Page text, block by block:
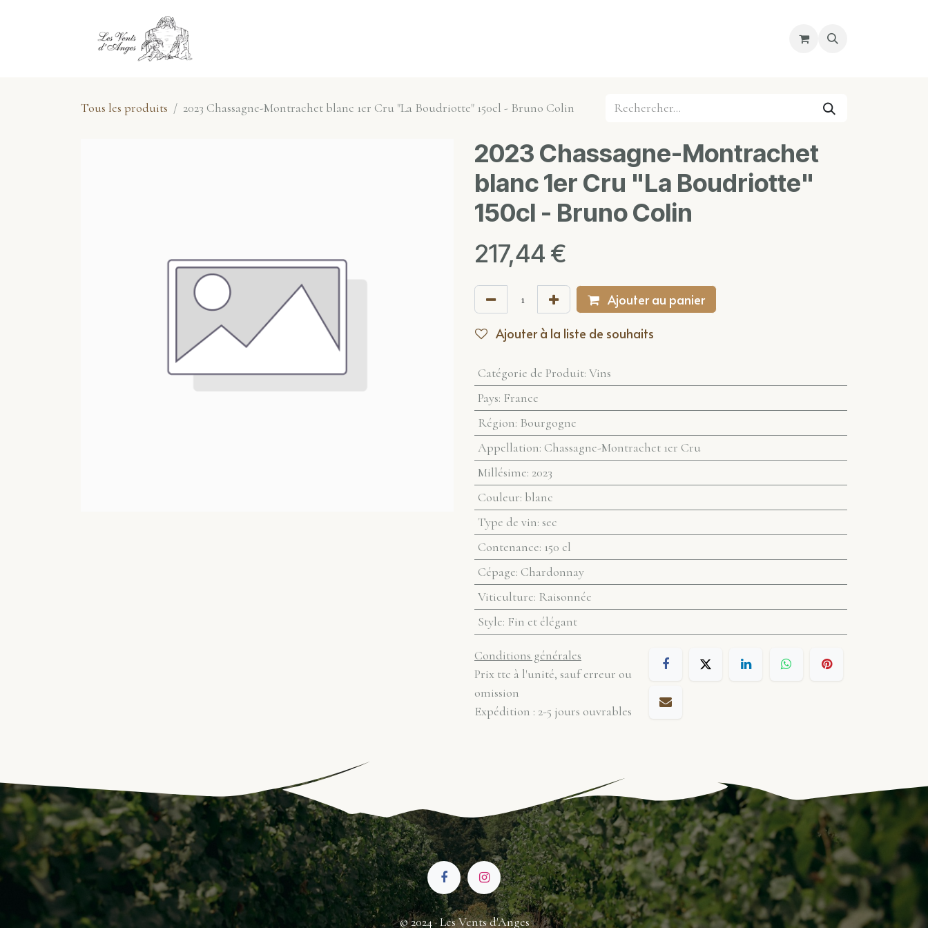
Cours
Tous les produits 2023 Chassagne-Montrachet blanc 1er Cru "La Boudriotte" 150cl - Bruno Colin
2023 Chassagne-Montrachet
blanc 1er Cru "La Boudriotte"
150cl - Bruno Colin
217,44 €
Ajouter au panier
Ajouter à la liste de souhaits
Catégorie de Produit: Vins
Pays: France
Région: Bourgogne
Appellation: Chassagne-Montrachet 1er Cru
Millésime: 2023
Couleur: blanc
Type de vin: sec
Contenance: 150 cl
Cépage: Chardonnay
Viticulture: Raisonnée
Style: Fin et élégant
Conditions générales
Prix ttc à l'unité, sauf erreur ou
omission
Expédition : 2-5 jours ouvrables
© 2024 · Les Vents d'Anges